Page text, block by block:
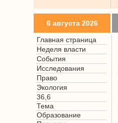
6 августа 2026
Главная страница
Неделя власти
События
Исследования
Право
Экология
36,6
Тема
Образование